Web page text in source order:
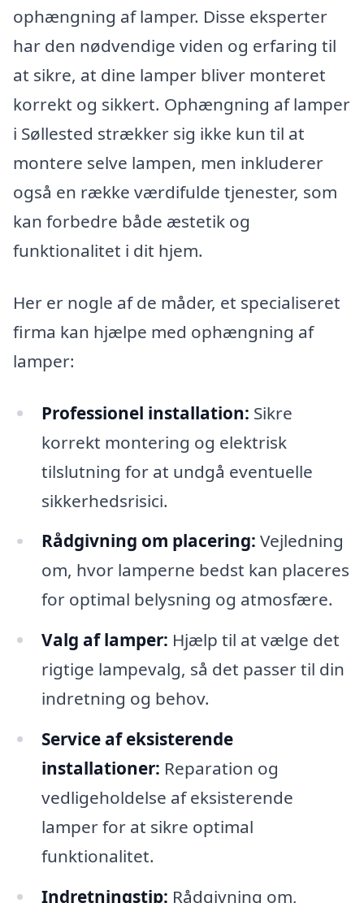
ophængning af lamper. Disse eksperter
har den nødvendige viden og erfaring til
at sikre, at dine lamper bliver monteret
korrekt og sikkert. Ophængning af lamper
i Søllested strækker sig ikke kun til at
montere selve lampen, men inkluderer
også en række værdifulde tjenester, som
kan forbedre både æstetik og
funktionalitet i dit hjem.
Her er nogle af de måder, et specialiseret
firma kan hjælpe med ophængning af
lamper:
Professionel installation: Sikre
korrekt montering og elektrisk
tilslutning for at undgå eventuelle
sikkerhedsrisici.
Rådgivning om placering: Vejledning
om, hvor lamperne bedst kan placeres
for optimal belysning og atmosfære.
Valg af lamper: Hjælp til at vælge det
rigtige lampevalg, så det passer til din
indretning og behov.
Service af eksisterende
installationer: Reparation og
vedligeholdelse af eksisterende
lamper for at sikre optimal
funktionalitet.
Indretningstip: Rådgivning om,